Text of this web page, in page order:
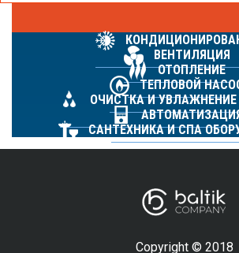
ВЕНТИЛЯЦИЯ
ОТОПЛЕНИЕ
ТЕПЛОВОЙ
ОЧИСТКА И
САНТЕХНИКА И СПА
Copyright © 2018